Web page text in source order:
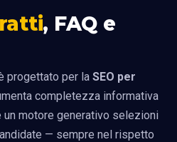
, FAQ e
progettato per la SEO per
completezza informativa
un motore generativo selezioni
— sempre nel rispetto